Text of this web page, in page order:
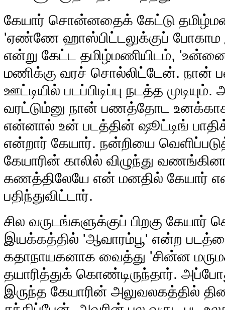
கேயார் சொன்னதைக் கேட்டு
'ஏண்ணே ஹாஸ்பிட்டலுக்குப்
என்று கேட்ட தமிழ்மணியிடம்,
மணிக்கு வரச் சொல்லிட்டேன். நான்
ஊட்டியில் படப்பிடிப்பு நடத்த
வரட்டும்னு நான் பணத்தோட
என்னால் உன் படத்தின் ஷூட்டிங்
என்றார் கேயார். நன்றியை
கேயாரின் காலில் விழுந்து
கணத்திலேயே என் மனதில் கேயார்
பதிந்துவிட்டார்.
சில வருடங்களுக்குப் பிறகு
இயக்கத்தில் 'ஆவாரம்பூ' என்ற
கதாநாயகனாக வைத்து 'சின்ன
தயாரித்துக் கொண்டிருந்தார்.
இருந்த கேயாரின் அலுவலகத்தில்